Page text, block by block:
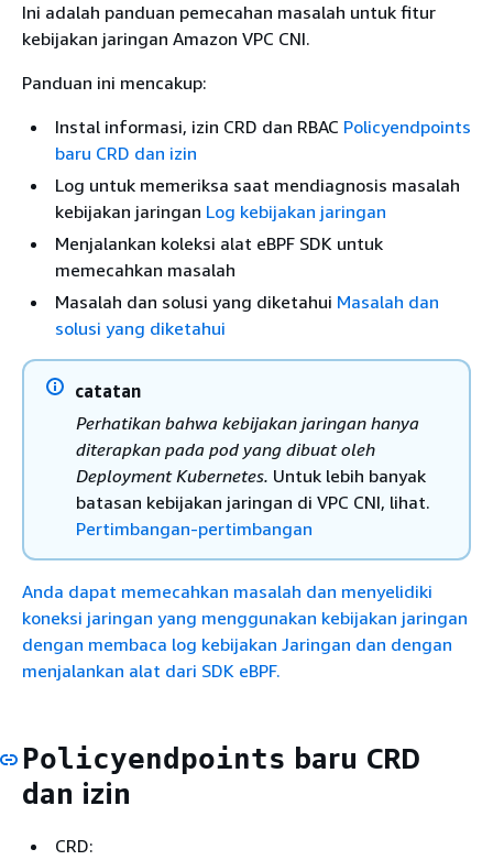
Ini adalah panduan pemecahan masalah untuk fitur
kebijakan jaringan Amazon VPC CNI.
Panduan ini mencakup:
Instal informasi, izin CRD dan RBAC Policyendpoints
baru CRD dan izin
Log untuk memeriksa saat mendiagnosis masalah
kebijakan jaringan Log kebijakan jaringan
Menjalankan koleksi alat eBPF SDK untuk
memecahkan masalah
Masalah dan solusi yang diketahui Masalah dan
solusi yang diketahui
catatan
Perhatikan bahwa kebijakan jaringan hanya
diterapkan pada pod yang dibuat oleh
Deployment Kubernetes. Untuk lebih banyak
batasan kebijakan jaringan di VPC CNI, lihat.
Pertimbangan-pertimbangan
Anda dapat memecahkan masalah dan menyelidiki
koneksi jaringan yang menggunakan kebijakan jaringan
dengan membaca log kebijakan Jaringan dan dengan
menjalankan alat dari SDK eBPF.
Policyendpoints baru CRD
dan izin
CRD: